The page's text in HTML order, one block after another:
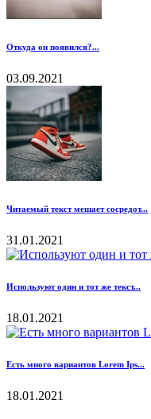
Откуда он появился?...
03.09.2021
Читаемый текст мешает сосредот...
31.01.2021
Используют один и тот же текст...
18.01.2021
Есть много вариантов Lorem Ips...
18.01.2021